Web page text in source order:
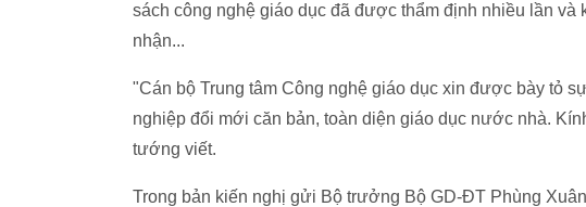
sách công nghệ giáo dục đã được thẩm định nhiều lần
nhận...
"Cán bộ Trung tâm Công nghệ giáo dục xin được bày tỏ
nghiệp đổi mới căn bản, toàn diện giáo dục nước nhà.
tướng viết.
Trong bản kiến nghị gửi Bộ trưởng Bộ GD-ĐT Phùng